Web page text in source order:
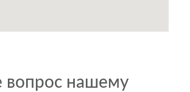
вопрос нашему